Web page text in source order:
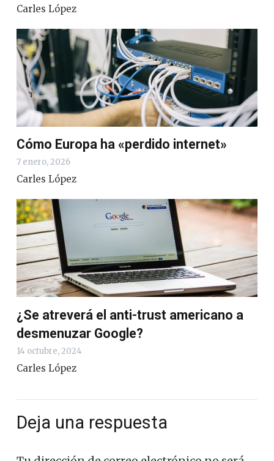
Carles López
Cómo Europa ha «perdido internet»
7 enero, 2026
Carles López
¿Se atreverá el anti-trust americano a
desmenuzar Google?
14 octubre, 2024
Carles López
Deja una respuesta